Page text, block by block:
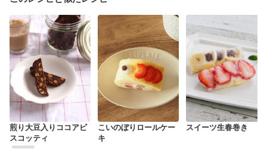
煎り大豆入りココアビ
スコッティ
こいのぼりロールケー
キ
スイーツ生春巻き